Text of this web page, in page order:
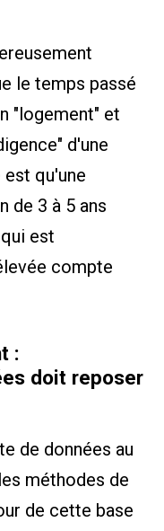
le temps passé
"logement" et
d'une
est qu'une
de 3 à 5 ans
est
compte
:
doit reposer
de données au
méthodes de
de cette base